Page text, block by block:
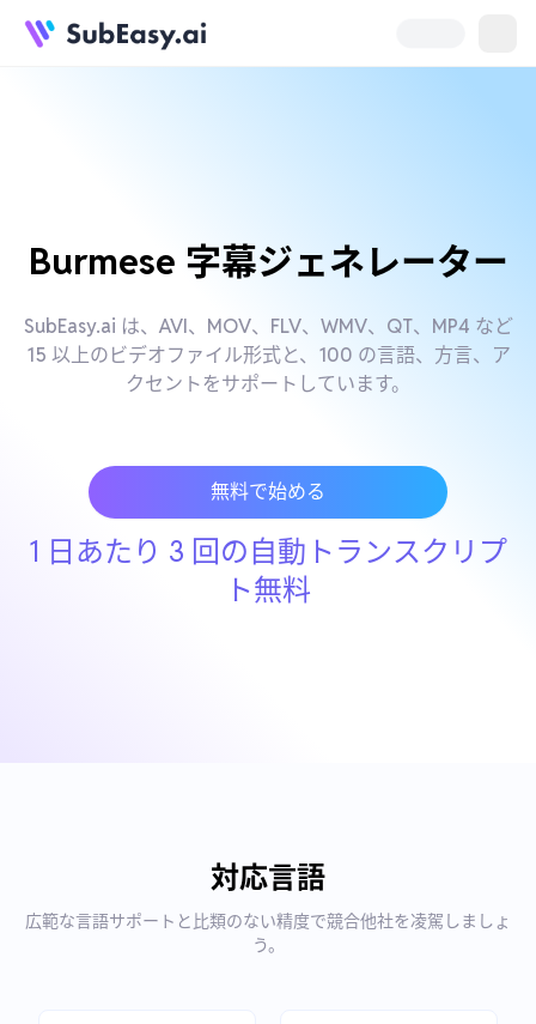
Burmese 字幕ジェネレーター
SubEasy.ai は、AVI、MOV、FLV、WMV、QT、MP4 など
15 以上のビデオファイル形式と、100 の言語、方言、ア
クセントをサポートしています。
無料で始める
1 日あたり 3 回の自動トランスクリプ
ト無料
対応言語
広範な言語サポートと比類のない精度で競合他社を凌駕しましょ
う。